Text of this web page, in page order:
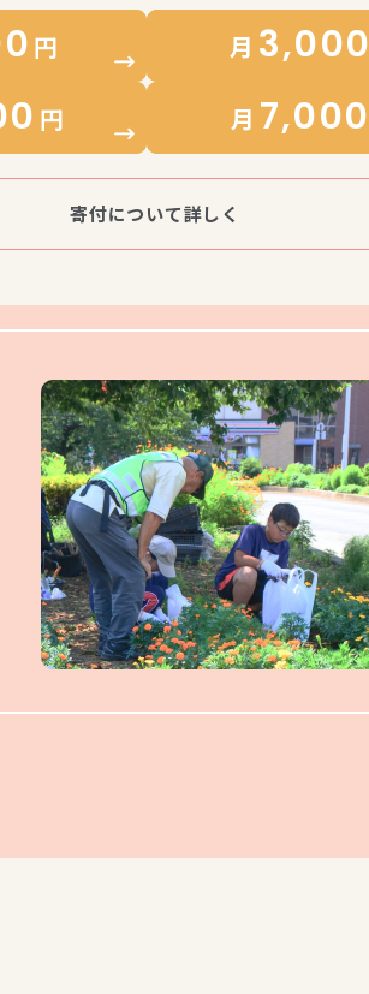
円 月 3,000
円 月 7,000
寄付について詳しく